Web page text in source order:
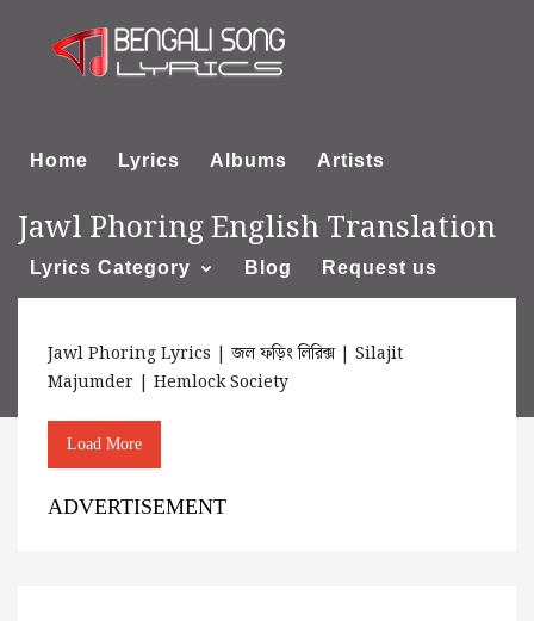
Home Lyrics Albums Artists
Lyrics Category Blog Request us
About us
Jawl Phoring English Translation
Jawl Phoring Lyrics | জল ফড়িং লিরিক্স | Silajit
Majumder | Hemlock Society
Load More
ADVERTISEMENT